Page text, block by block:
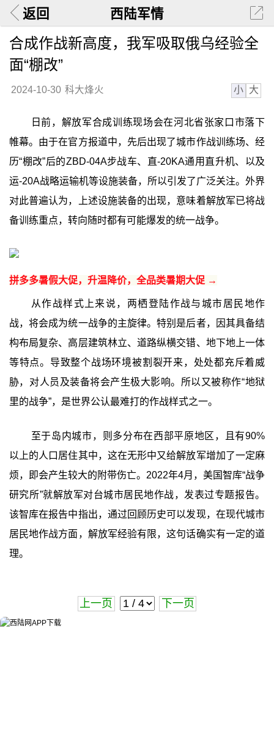
返回 西陆军情
合成作战新高度，我军吸取俄乌经验全
面“棚改”
2024-10-30 科大烽火 小 大
日前，解放军合成训练现场会在河北省张家口市落下
帷幕。由于在官方报道中，先后出现了城市作战训练场、经
历“棚改”后的ZBD-04A步战车、直-20KA通用直升机、以及
运-20A战略运输机等设施装备，所以引发了广泛关注。外界
对此普遍认为，上述设施装备的出现，意味着解放军已将战
备训练重点，转向随时都有可能爆发的统一战争。
拼多多暑假大促，升温降价，全品类暑期大促 →
从作战样式上来说，两栖登陆作战与城市居民地作
战，将会成为统一战争的主旋律。特别是后者，因其具备结
构布局复杂、高层建筑林立、道路纵横交错、地下地上一体
等特点。导致整个战场环境被割裂开来，处处都充斥着威
胁，对人员及装备将会产生极大影响。所以又被称作“地狱
里的战争”，是世界公认最难打的作战样式之一。
至于岛内城市，则多分布在西部平原地区，且有90%
以上的人口居住其中，这在无形中又给解放军增加了一定麻
烦，即会产生较大的附带伤亡。2022年4月，美国智库“战争
研究所”就解放军对台城市居民地作战，发表过专题报告。
该智库在报告中指出，通过回顾历史可以发现，在现代城市
居民地作战方面，解放军经验有限，这句话确实有一定的道
理。
上一页 下一页